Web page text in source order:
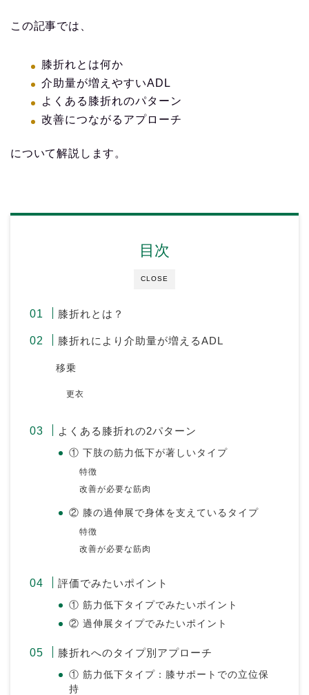
この記事では、
膝折れとは何か
介助量が増えやすいADL
よくある膝折れのパターン
改善につながるアプローチ
について解説します。
CLOSE
目次
膝折れとは？
膝折れにより介助量が増えるADL
移乗
更衣
よくある膝折れの2パターン
① 下肢の筋力低下が著しいタイプ
特徴
改善が必要な筋肉
② 膝の過伸展で身体を支えているタイプ
特徴
改善が必要な筋肉
評価でみたいポイント
① 筋力低下タイプでみたいポイント
② 過伸展タイプでみたいポイント
膝折れへのタイプ別アプローチ
① 筋力低下タイプ：膝サポートでの立位保
持